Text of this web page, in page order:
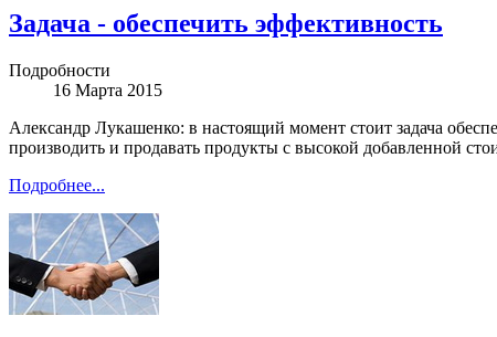
Задача - обеспечить эффективность
Подробности
16 Марта 2015
Александр Лукашенко: в настоящий момент стоит задача
производить и продавать продукты с высокой добавленной
Подробнее...